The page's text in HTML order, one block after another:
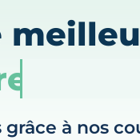
à nos